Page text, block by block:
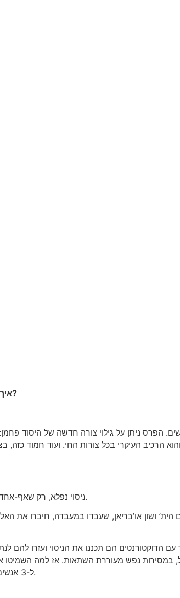
איך זה מרגיש, כשמשמיטים אותך מפרס נובל על משהו שאתה עצמך גילית?
של 1996 היה אחד המרגשים אי-פעם, אבל רק עבור 3 אנשים. הפרס
הרכיב העיקרי בכל צורות החי. ועוד חמוד כזה,
ניסוי נפלא, רק שאף-אחד משלושת הזוכים – רוברט קורל, הרולד קרוטו וריצ’רד סמולי – לא ביצע אותו.
הית’ ושון או’בריאן, שעבדו במעבדה, חיברו
הם תכננו את הניסוי ועזרו להם
נפש מעוררת השתאות. אז למה השמיטו
ל-3 אנשים, מתוך מי שכתוב על המאמר המקורי. אז סליחה חברים, אולי בפעם הבאה.